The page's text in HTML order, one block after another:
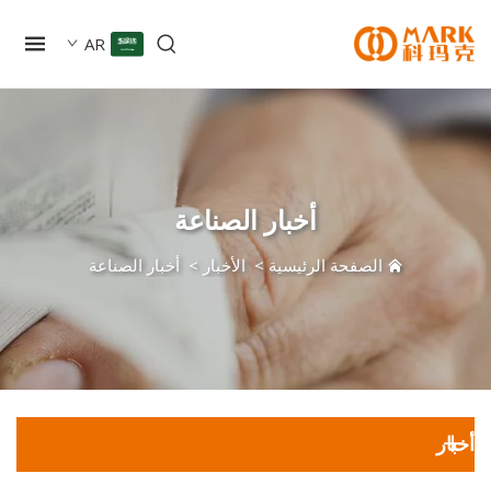
AR
أخبار الصناعة
الصفحة الرئيسية>الأخبار >أخبار الصناعة